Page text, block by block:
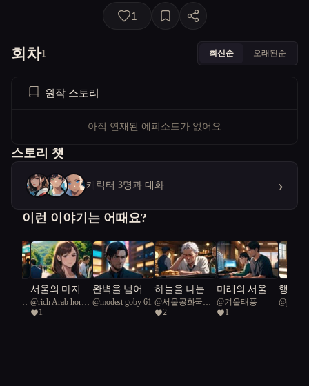
1
회차1 최신순 오래된순
원작 스토리
아직 연재된 에피소드가 없어요
스토리 챗
캐릭터 3명과 대화 ›
이런 이야기는 어때요?
과 함
Great
서울의 마지막
방패
@rich Arab horse
411
완벽을 넘어서
는 시간
@modest goby 61
하늘을 나는
붕어빵
@서울공화국일
급시민
2
미래의 서울,
행복을 찾아
유랑하는 우리
@겨울태풍
1
행복
통으
@poleon